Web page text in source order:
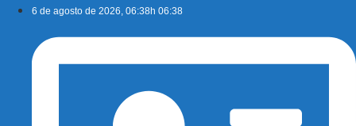
conteúdo
6 de agosto de 2026, 06:38h 06:38